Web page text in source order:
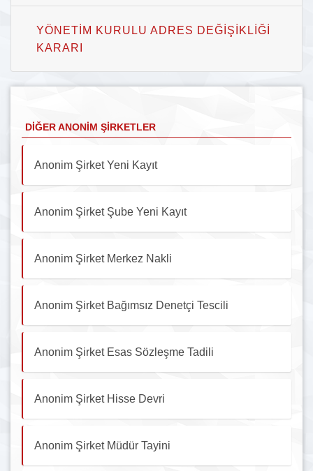
YÖNETIM KURULU ADRES DEĞIŞIKLIĞI
KARARI
DIĞER ANONIM ŞIRKETLER
Anonim Şirket Yeni Kayıt
Anonim Şirket Şube Yeni Kayıt
Anonim Şirket Merkez Nakli
Anonim Şirket Bağımsız Denetçi Tescili
Anonim Şirket Esas Sözleşme Tadili
Anonim Şirket Hisse Devri
Anonim Şirket Müdür Tayini